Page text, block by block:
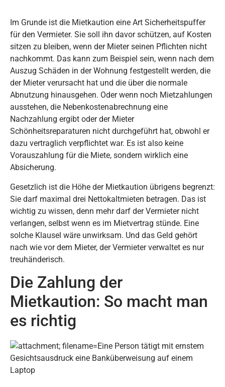
Im Grunde ist die Mietkaution eine Art Sicherheitspuffer
für den Vermieter. Sie soll ihn davor schützen, auf Kosten
sitzen zu bleiben, wenn der Mieter seinen Pflichten nicht
nachkommt. Das kann zum Beispiel sein, wenn nach dem
Auszug Schäden in der Wohnung festgestellt werden, die
der Mieter verursacht hat und die über die normale
Abnutzung hinausgehen. Oder wenn noch Mietzahlungen
ausstehen, die Nebenkostenabrechnung eine
Nachzahlung ergibt oder der Mieter
Schönheitsreparaturen nicht durchgeführt hat, obwohl er
dazu vertraglich verpflichtet war. Es ist also keine
Vorauszahlung für die Miete, sondern wirklich eine
Absicherung.
Gesetzlich ist die Höhe der Mietkaution übrigens begrenzt:
Sie darf maximal drei Nettokaltmieten betragen. Das ist
wichtig zu wissen, denn mehr darf der Vermieter nicht
verlangen, selbst wenn es im Mietvertrag stünde. Eine
solche Klausel wäre unwirksam. Und das Geld gehört
nach wie vor dem Mieter, der Vermieter verwaltet es nur
treuhänderisch.
Die Zahlung der
Mietkaution: So macht man
es richtig